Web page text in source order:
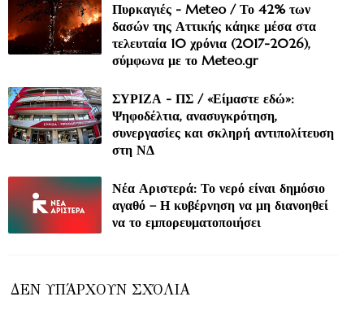
Πυρκαγιές - Meteo / Το 42% των
δασών της Αττικής κάηκε μέσα στα
τελευταία 10 χρόνια (2017-2026),
σύμφωνα με το Meteo.gr
ΣΥΡΙΖΑ - ΠΣ / «Είμαστε εδώ»:
Ψηφοδέλτια, ανασυγκρότηση,
συνεργασίες και σκληρή αντιπολίτευση
στη ΝΔ
Νέα Αριστερά: Το νερό είναι δημόσιο
αγαθό – Η κυβέρνηση να μη διανοηθεί
να το εμπορευματοποιήσει
ΔΕΝ ΥΠΆΡΧΟΥΝ ΣΧΌΛΙΑ